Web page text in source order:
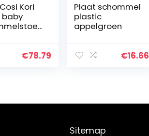
Kori
baby
€78.79
Plaat schommel
plastic
appelgroen
€16.66
Sitemap